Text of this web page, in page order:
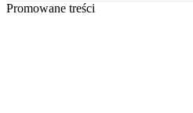
Promowane treści